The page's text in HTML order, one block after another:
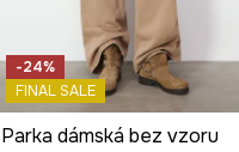
-24%
FINAL SALE
Parka dámská bez vzoru